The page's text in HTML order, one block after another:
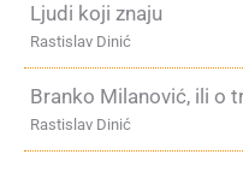
Ljudi koji znaju
Rastislav Dinić
Branko Milanović, ili o
Rastislav Dinić